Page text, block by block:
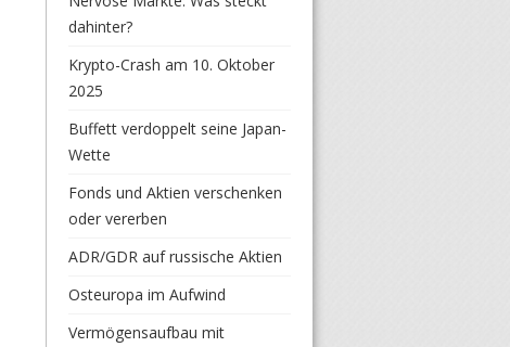
dahinter?
Krypto-Crash am 10. Oktober
2025
Buffett verdoppelt seine Japan-
Wette
Fonds und Aktien verschenken
oder vererben
ADR/GDR auf russische Aktien
Osteuropa im Aufwind
Vermögensaufbau mit